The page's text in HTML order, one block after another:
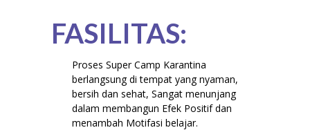
FASILITAS:
Proses Super Camp Karantina
berlangsung di tempat yang nyaman,
bersih dan sehat, Sangat menunjang
dalam membangun Efek Positif dan
menambah Motifasi belajar.